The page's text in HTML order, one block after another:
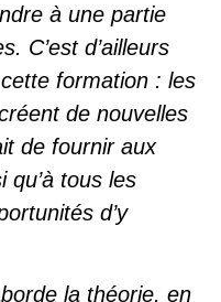
à une partie
C’est d’ailleurs
formation : les
de nouvelles
de fournir aux
qu’à tous les
d’y
la théorie, en